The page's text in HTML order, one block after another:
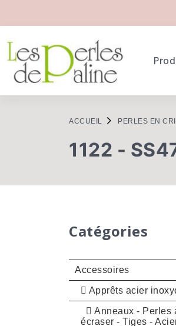
ACCUEIL PERLES EN
1122 -
Catégories
Accessoires
Apprêts acier
Anneaux - Perles
écraser - Tiges -